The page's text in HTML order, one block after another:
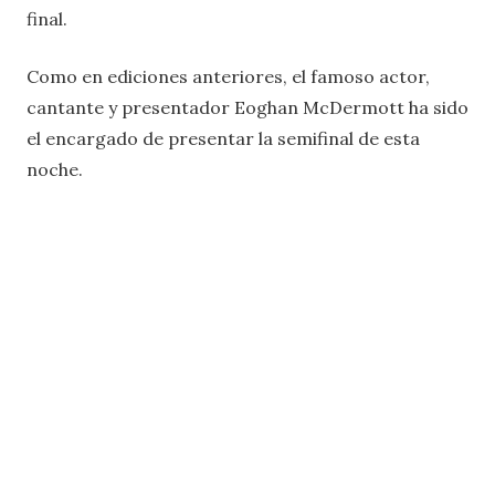
final.
Como en ediciones anteriores, el famoso actor,
cantante y presentador Eoghan McDermott ha sido
el encargado de presentar la semifinal de esta
noche.